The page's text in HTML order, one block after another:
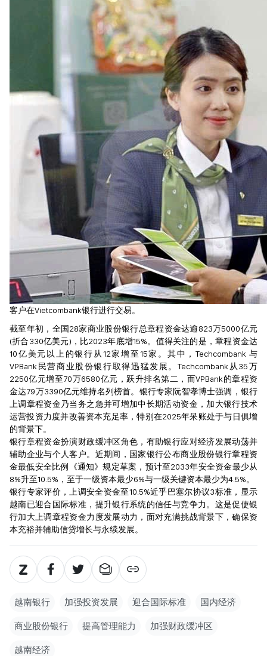
客户在Vietcombank银行进行交易。
截至年初，全国28家商业股份银行总章程资金达逾823万5000亿元
(折合330亿美元)，比2023年底增15%。值得关注的是，章程资金达
10亿美元以上的银行从12家增至15家。其中，Techcombank 与
VPBank民营商业股份银行取得迅猛发展。Techcombank从35万
2250亿元增至70万6580亿元，跃升排名第二，而VPBank的章程资
金达79万3390亿元维持名列榜首。银行专家阮智孝博士强调，银行
上调章程资金乃当务之急并可增加中长期活动资金，加大银行技术
运营投资力度并改善资本充足率，特别在2025年呆账处于与日俱增
的背景下。
银行章程资金扮演财政缓冲区角色，有助银行应对经济发展动荡并
辅助企业与个人客户。近期间，国家银行公布商业股份银行章程资
金最低安全比例《通知》规定草案，预计至2033年安全资金最少从
8%升至10.5%，至于一级资本最少6%与一级关键资本最少为4.5%。
银行专家评价，上调安全资金至10.5%近乎巴塞尔协议3标准，显示
越南已迎合国际标准，提升银行系统的信任与竞争力。这是促使银
行加大上调章程资金力度发展动力，面对充满挑战背景下，确保资
本充裕并辅助信贷增长与永续发展。
越南银行 加强投资发展 迎合国际标准 国内经济
商业股份银行 提高管理能力 加强财政缓冲区
越南经济